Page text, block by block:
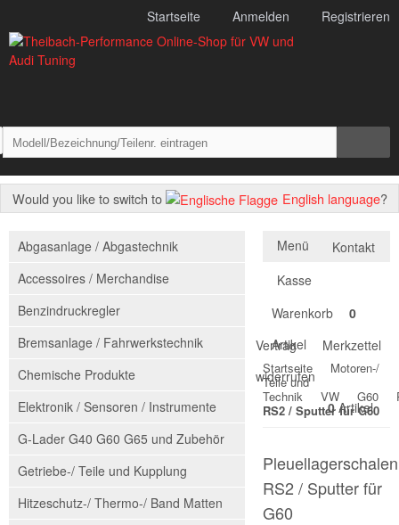
Registrieren
Anmelden
Startseite
Would you like to switch to English language?
Menü
Kontakt
Kasse
Warenkorb
0
Artikel
Vertrag
widerrufen
Merkzettel
0 Artikel
Startseite
Motoren-/
Teile und
Technik
VW G60
RS2 / Sputter für G60
Pleuellagerschalen
RS2 / Sputter für
G60
Abgasanlage / Abgastechnik
Accessoires / Merchandise
Benzindruckregler
Bremsanlage / Fahrwerkstechnik
Chemische Produkte
Elektronik / Sensoren / Instrumente
G-Lader G40 G60 G65 und Zubehör
Getriebe-/ Teile und Kupplung
Hitzeschutz-/ Thermo-/ Band Matten